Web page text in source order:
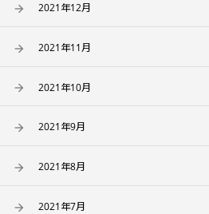
2021年12月
2021年11月
2021年10月
2021年9月
2021年8月
2021年7月